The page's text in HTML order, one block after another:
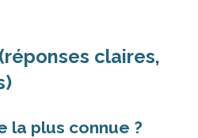
claires,
la plus connue ?